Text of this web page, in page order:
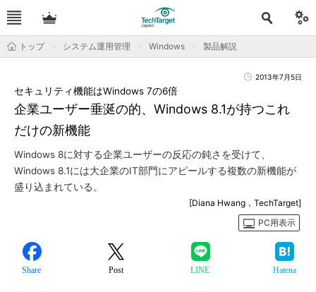
トップ システム運用管理 Windows 製品解説
2013年7月5日
企業ユーザー垂涎の的、Windows 8.1が持つこれ
だけの新機能
セキュリティ機能はWindows 7の6倍
Windows 8に対する企業ユーザーの反応の鈍さを受けて、
Windows 8.1には大企業のIT部門にアピールする複数の新機能が
盛り込まれている。
[Diana Hwang，TechTarget]
PC用表示
Share Post LINE Hatena